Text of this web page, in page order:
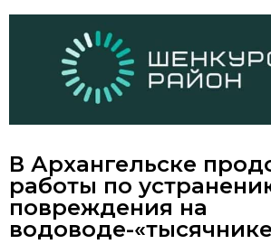
В Архангельске
работы по
повреждения на
водоводе-